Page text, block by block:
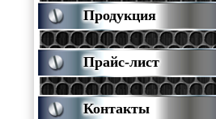
Продукция
Прайс-лист
Контакты